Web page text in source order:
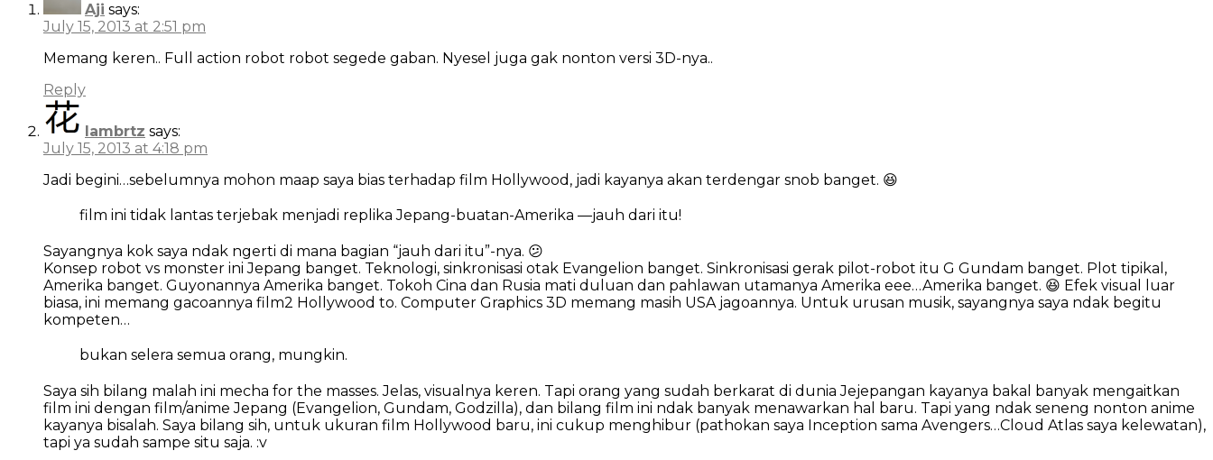
Aji says:
July 15, 2013 at 2:51 pm
Memang keren.. Full action robot robot segede gaban. Nyesel juga gak nonton versi 3D-nya..
Reply
lambrtz says:
July 15, 2013 at 4:18 pm
Jadi begini…sebelumnya mohon maap saya bias terhadap film Hollywood, jadi kayanya akan terdengar snob banget. 😆
film ini tidak lantas terjebak menjadi replika Jepang-buatan-Amerika —jauh dari itu!
Sayangnya kok saya ndak ngerti di mana bagian “jauh dari itu”-nya. 😕
Konsep robot vs monster ini Jepang banget. Teknologi, sinkronisasi otak Evangelion banget. Sinkronisasi gerak pilot-robot itu G Gundam banget. Plot tipikal,
Amerika banget. Guyonannya Amerika banget. Tokoh Cina dan Rusia mati duluan dan pahlawan utamanya Amerika eee…Amerika banget. 😆 Efek visual luar
biasa, ini memang gacoannya film2 Hollywood to. Computer Graphics 3D memang masih USA jagoannya. Untuk urusan musik, sayangnya saya ndak begitu
kompeten…
bukan selera semua orang, mungkin.
Saya sih bilang malah ini mecha for the masses. Jelas, visualnya keren. Tapi orang yang sudah berkarat di dunia Jejepangan kayanya bakal banyak mengaitkan
film ini dengan film/anime Jepang (Evangelion, Gundam, Godzilla), dan bilang film ini ndak banyak menawarkan hal baru. Tapi yang ndak seneng nonton anime
kayanya bisalah. Saya bilang sih, untuk ukuran film Hollywood baru, ini cukup menghibur (pathokan saya Inception sama Avengers…Cloud Atlas saya kelewatan),
tapi ya sudah sampe situ saja. :v